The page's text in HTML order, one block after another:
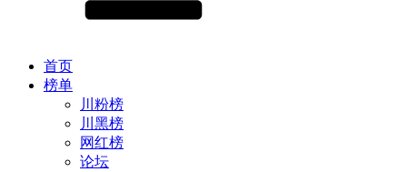
首页
榜单
川粉榜
川黑榜
网红榜
论坛